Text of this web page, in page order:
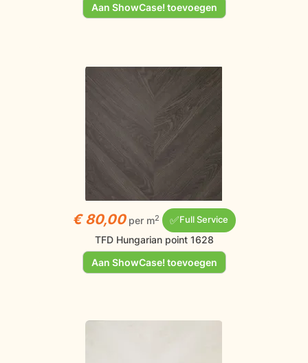
Aan ShowCase! toevoegen
€ 80,00 per m2 ✅Full Service
TFD Hungarian point 1628
Aan ShowCase! toevoegen